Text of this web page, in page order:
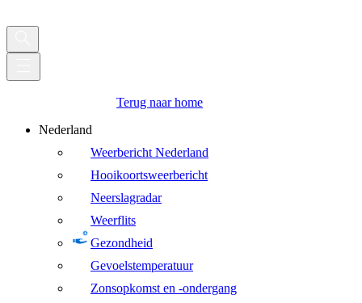
Terug naar home
Nederland
Weerbericht Nederland
Hooikoortsweerbericht
Neerslagradar
Weerflits
Gezondheid
Gevoelstemperatuur
Zonsopkomst en -ondergang